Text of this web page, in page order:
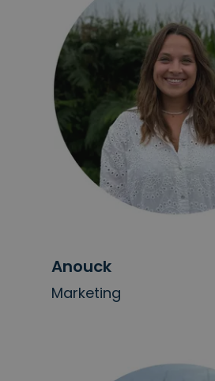
Anouck
Marketing